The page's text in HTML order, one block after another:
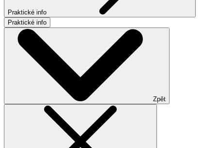
Praktické info
Praktické info
Zpět